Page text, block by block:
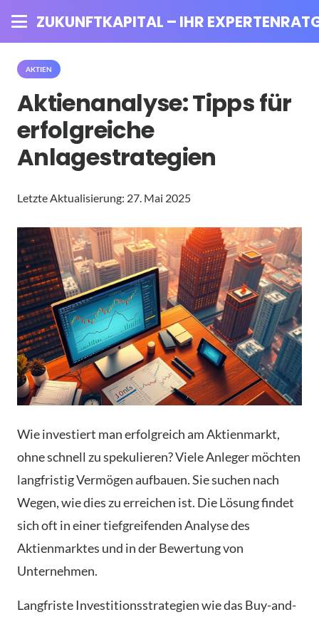
ZUKUNFTKAPITAL – IHR
AKTIEN
Aktienanalyse: Tipps für
erfolgreiche
Anlagestrategien
Letzte Aktualisierung: 27. Mai 2025
Wie investiert man erfolgreich am Aktienmarkt,
ohne schnell zu spekulieren? Viele Anleger möchten
langfristig Vermögen aufbauen. Sie suchen nach
Wegen, wie dies zu erreichen ist. Die Lösung findet
sich oft in einer tiefgreifenden Analyse des
Aktienmarktes und in der Bewertung von
Unternehmen.
Langfriste Investitionsstrategien wie das Buy-and-